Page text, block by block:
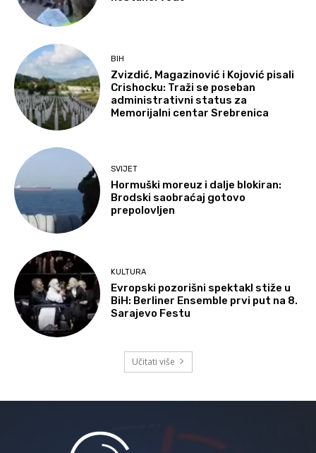
BIH
Zvizdić, Magazinović i Kojović pisali
Crishocku: Traži se poseban
administrativni status za
Memorijalni centar Srebrenica
SVIJET
Hormuški moreuz i dalje blokiran:
Brodski saobraćaj gotovo
prepolovljen
KULTURA
Evropski pozorišni spektakl stiže u
BiH: Berliner Ensemble prvi put na 8.
Sarajevo Festu
Učitati više